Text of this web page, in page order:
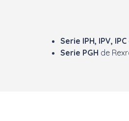
Serie IPH, IPV, IPC
Serie PGH de